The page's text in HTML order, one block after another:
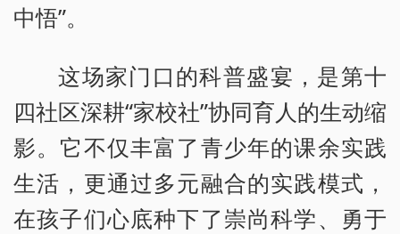
中悟”。
这场家门口的科普盛宴，是第十
四社区深耕“家校社”协同育人的生动缩
影。它不仅丰富了青少年的课余实践
生活，更通过多元融合的实践模式，
在孩子们心底种下了崇尚科学、勇于